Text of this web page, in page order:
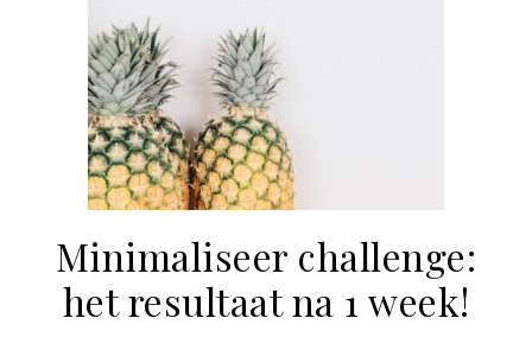
Minimaliseer challenge:
het resultaat na 1 week!